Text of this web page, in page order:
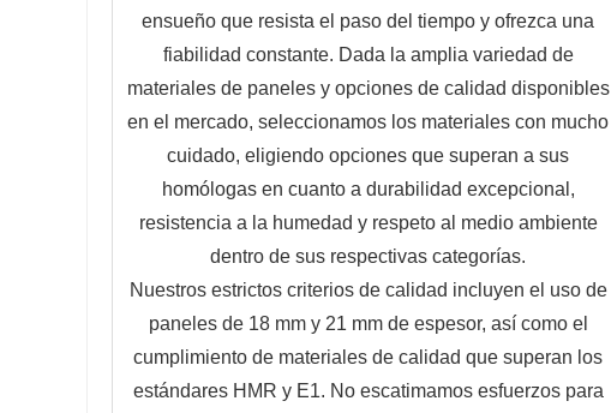
ensueño que resista el paso del tiempo y ofrezca una
fiabilidad constante. Dada la amplia variedad de
materiales de paneles y opciones de calidad disponibles
en el mercado, seleccionamos los materiales con mucho
cuidado, eligiendo opciones que superan a sus
homólogas en cuanto a durabilidad excepcional,
resistencia a la humedad y respeto al medio ambiente
dentro de sus respectivas categorías.
Nuestros estrictos criterios de calidad incluyen el uso de
paneles de 18 mm y 21 mm de espesor, así como el
cumplimiento de materiales de calidad que superan los
estándares HMR y E1. No escatimamos esfuerzos para